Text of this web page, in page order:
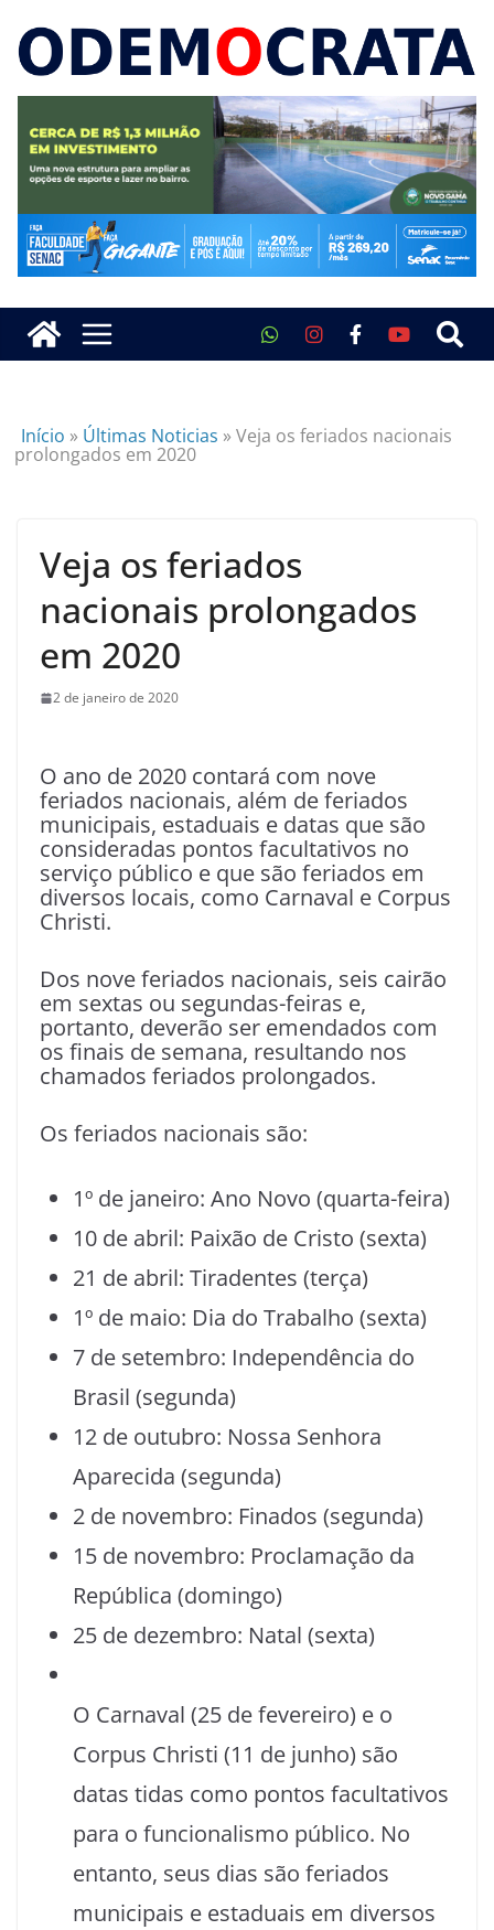
Início » Últimas Noticias »Veja os feriados nacionais
prolongados em 2020
Veja os feriados
nacionais prolongados
em 2020
2 de janeiro de 2020
O ano de 2020 contará com nove
feriados nacionais, além de feriados
municipais, estaduais e datas que são
consideradas pontos facultativos no
serviço público e que são feriados em
diversos locais, como Carnaval e Corpus
Christi.
Dos nove feriados nacionais, seis cairão
em sextas ou segundas-feiras e,
portanto, deverão ser emendados com
os finais de semana, resultando nos
chamados feriados prolongados.
Os feriados nacionais são:
1º de janeiro: Ano Novo (quarta-feira)
10 de abril: Paixão de Cristo (sexta)
21 de abril: Tiradentes (terça)
1º de maio: Dia do Trabalho (sexta)
7 de setembro: Independência do
Brasil (segunda)
12 de outubro: Nossa Senhora
Aparecida (segunda)
2 de novembro: Finados (segunda)
15 de novembro: Proclamação da
República (domingo)
25 de dezembro: Natal (sexta)
O Carnaval (25 de fevereiro) e o
Corpus Christi (11 de junho) são
datas tidas como pontos facultativos
para o funcionalismo público. No
entanto, seus dias são feriados
municipais e estaduais em diversos